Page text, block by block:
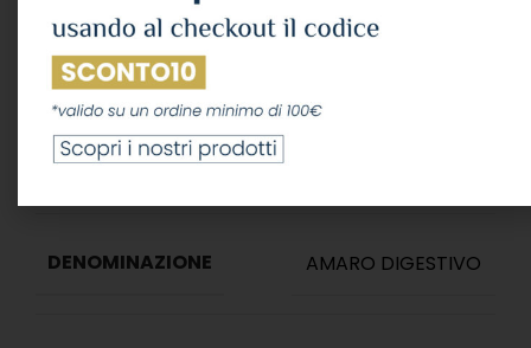
Informazioni aggiuntive
PESO
DENOMINAZIONE AMARO DIGESTIVO